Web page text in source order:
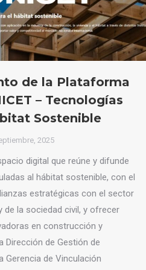
de la Plataforma
– Tecnologías
Sostenible
2025
digital que reúne y difunde
al hábitat sostenible, con el
estratégicas con el sector
de la sociedad civil, y ofrecer
en construcción y
Dirección de Gestión de
Gerencia de Vinculación